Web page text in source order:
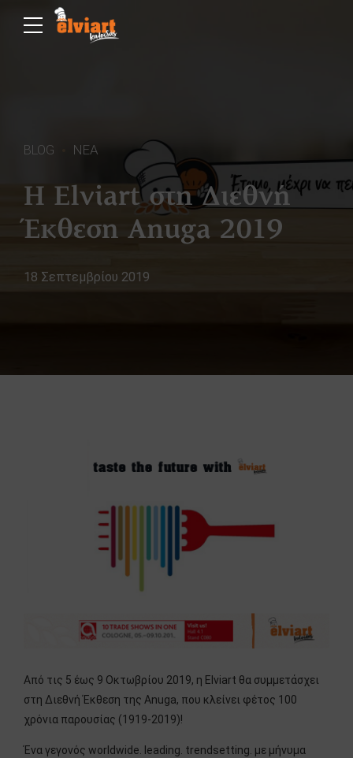
BLOG ΝΕΑ
H Elviart στη Διεθνή
Έκθεση Anuga 2019
18 Σεπτεμβρίου 2019
Από τις 5 έως 9 Οκτωβρίου 2019, η Elviart θα συμμετάσχει
στη Διεθνή Έκθεση της Anuga, που κλείνει φέτος 100
χρόνια παρουσίας (1919-2019)!
Ένα γεγονός worldwide. leading. trendsetting. με μήνυμα